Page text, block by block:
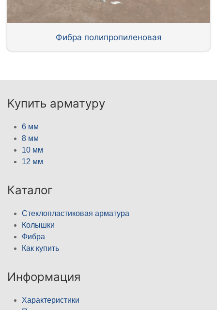
Фибра полипропиленовая
Купить арматуру
6 мм
8 мм
10 мм
12 мм
Каталог
Стеклопластиковая арматура
Колышки
Фибра
Как купить
Информация
Характеристики